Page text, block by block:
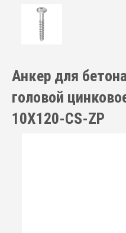
Анкер для
головой
10X120-CS-ZP